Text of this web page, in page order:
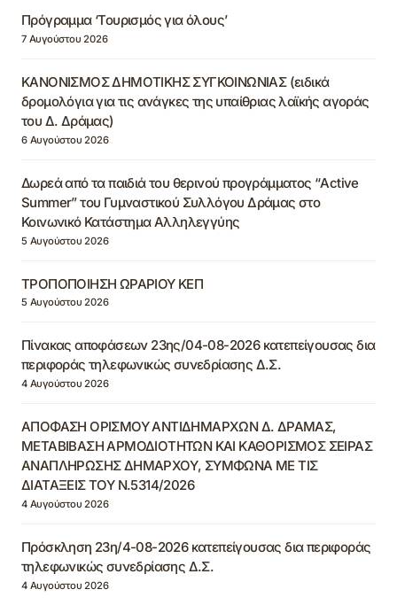
Πρόγραμμα ‘Τουρισμός για όλους’
7 Αυγούστου 2026
ΚΑΝΟΝΙΣΜΟΣ ΔΗΜΟΤΙΚΗΣ ΣΥΓΚΟΙΝΩΝΙΑΣ (ειδικά
δρομολόγια για τις ανάγκες της υπαίθριας λαϊκής αγοράς
του Δ. Δράμας)
6 Αυγούστου 2026
Δωρεά από τα παιδιά του θερινού προγράμματος “Active
Summer” του Γυμναστικού Συλλόγου Δράμας στο
Κοινωνικό Κατάστημα Αλληλεγγύης
5 Αυγούστου 2026
ΤΡΟΠΟΠΟΙΗΣΗ ΩΡΑΡΙΟΥ ΚΕΠ
5 Αυγούστου 2026
Πίνακας αποφάσεων 23ης/04-08-2026 κατεπείγουσας δια
περιφοράς τηλεφωνικώς συνεδρίασης Δ.Σ.
4 Αυγούστου 2026
ΑΠΟΦΑΣΗ ΟΡΙΣΜΟΥ ΑΝΤΙΔΗΜΑΡΧΩΝ Δ. ΔΡΑΜΑΣ,
ΜΕΤΑΒΙΒΑΣΗ ΑΡΜΟΔΙΟΤΗΤΩΝ ΚΑΙ ΚΑΘΟΡΙΣΜΟΣ ΣΕΙΡΑΣ
ΑΝΑΠΛΗΡΩΣΗΣ ΔΗΜΑΡΧΟΥ, ΣΥΜΦΩΝΑ ΜΕ ΤΙΣ
ΔΙΑΤΑΞΕΙΣ ΤΟΥ Ν.5314/2026
4 Αυγούστου 2026
Πρόσκληση 23η/4-08-2026 κατεπείγουσας δια περιφοράς
τηλεφωνικώς συνεδρίασης Δ.Σ.
4 Αυγούστου 2026